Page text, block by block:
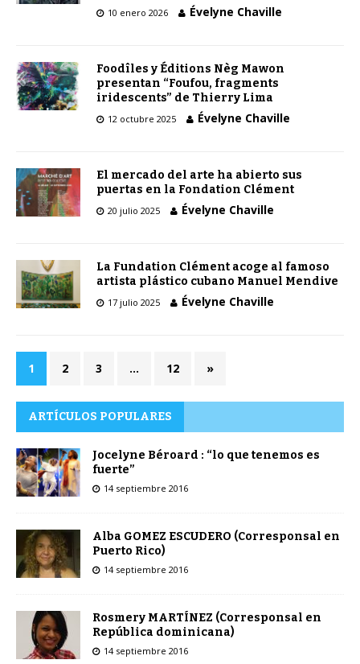
10 enero 2026 Évelyne Chaville
Foodîles y Éditions Nèg Mawon
presentan “Foufou, fragments
iridescents” de Thierry Lima
12 octubre 2025 Évelyne Chaville
El mercado del arte ha abierto sus
puertas en la Fondation Clément
20 julio 2025 Évelyne Chaville
La Fundation Clément acoge al famoso
artista plástico cubano Manuel Mendive
17 julio 2025 Évelyne Chaville
1 2 3 … 12 »
ARTÍCULOS POPULARES
Jocelyne Béroard : “lo que tenemos es
fuerte”
14 septiembre 2016
Alba GOMEZ ESCUDERO (Corresponsal en
Puerto Rico)
14 septiembre 2016
Rosmery MARTÍNEZ (Corresponsal en
República dominicana)
14 septiembre 2016